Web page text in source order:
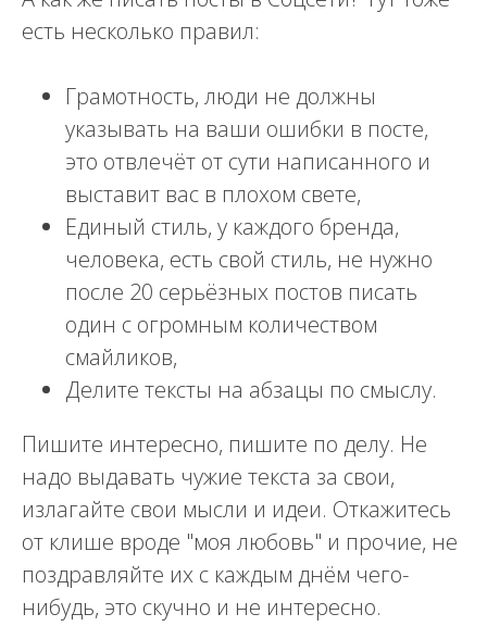
есть несколько правил:
Грамотность, люди не должны
указывать на ваши ошибки в посте,
это отвлечёт от сути написанного и
выставит вас в плохом свете,
Единый стиль, у каждого бренда,
человека, есть свой стиль, не нужно
после 20 серьёзных постов писать
один с огромным количеством
смайликов,
Делите тексты на абзацы по смыслу.
Пишите интересно, пишите по делу. Не
надо выдавать чужие текста за свои,
излагайте свои мысли и идеи. Откажитесь
от клише вроде "моя любовь" и прочие, не
поздравляйте их с каждым днём чего-
нибудь, это скучно и не интересно.